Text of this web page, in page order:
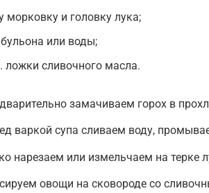
морковку и головку лука;
или воды;
ложки сливочного масла.
замачиваем горох в
варкой супа сливаем воду,
нарезаем или измельчаем на терке
овощи на сковороде со